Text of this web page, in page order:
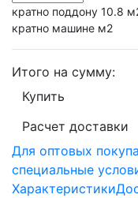
кратно поддону 10.8
кратно машине м2
Итого на сумму:
Купить
Расчет доставки
Для оптовых
специальные
Характеристики